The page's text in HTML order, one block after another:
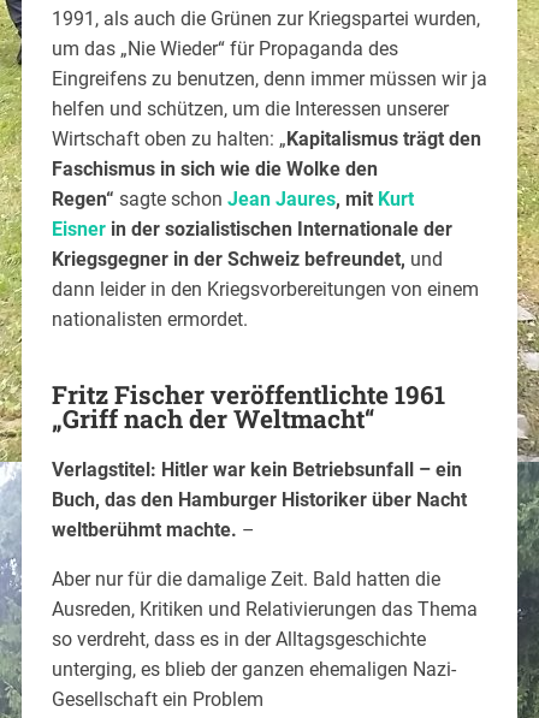
1991, als auch die Grünen zur Kriegspartei wurden,
um das „Nie Wieder“ für Propaganda des
Eingreifens zu benutzen, denn immer müssen wir ja
helfen und schützen, um die Interessen unserer
Wirtschaft oben zu halten: „Kapitalismus trägt den
Faschismus in sich wie die Wolke den
Regen“ sagte schon Jean Jaures, mit Kurt
Eisnerin der sozialistischen Internationale der
Kriegsgegner in der Schweiz befreundet, und
dann leider in den Kriegsvorbereitungen von einem
nationalisten ermordet.
Fritz Fischer veröffentlichte 1961
„Griff nach der Weltmacht“
Verlagstitel: Hitler war kein Betriebsunfall – ein
Buch, das den Hamburger Historiker über Nacht
weltberühmt machte. –
Aber nur für die damalige Zeit. Bald hatten die
Ausreden, Kritiken und Relativierungen das Thema
so verdreht, dass es in der Alltagsgeschichte
unterging, es blieb der ganzen ehemaligen Nazi-
Gesellschaft ein Problem